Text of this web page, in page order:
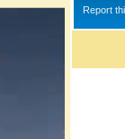
Report